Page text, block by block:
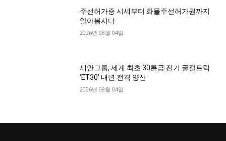
주선허가증 시세부터 화물주선허가권까지
알아봅시다
2026년 08월 04일
새안그룹, 세계 최초 30톤급 전기 굴절트럭
‘ET30’ 내년 전격 양산
2026년 08월 04일